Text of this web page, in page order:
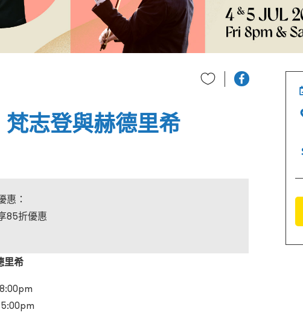
志登與赫德里希
惠：
85折優惠
里希
8:00pm